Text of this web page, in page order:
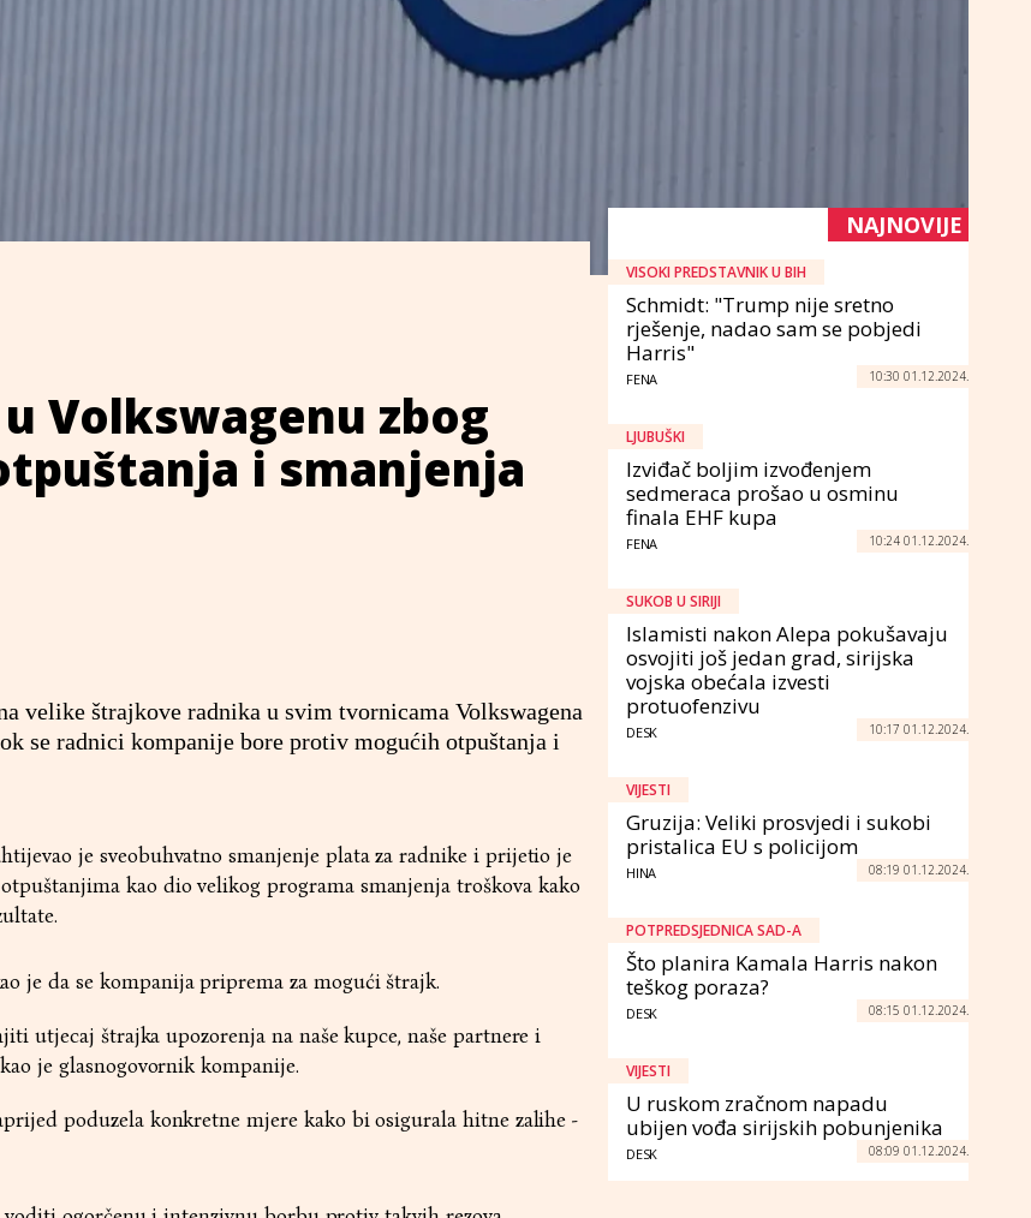
Volkswagenu zbog
i smanjenja
velike štrajkove radnika u svim tvornicama Volkswagena
se radnici kompanije bore protiv mogućih otpuštanja i
je sveobuhvatno smanjenje plata za radnike i prijetio je
kao dio velikog programa smanjenja troškova kako
je da se kompanija priprema za mogući štrajk.
utjecaj štrajka upozorenja na naše kupce, naše partnere i
je glasnogovornik kompanije.
poduzela konkretne mjere kako bi osigurala hitne zalihe -
NAJNOVIJE
VISOKI PREDSTAVNIK U BIH
Schmidt: "Trump nije sretno
rješenje, nadao sam se pobjedi
Harris"
FENA 10:30 01.12.2024.
LJUBUŠKI
Izviđač boljim izvođenjem
sedmeraca prošao u osminu
finala EHF kupa
FENA 10:24 01.12.2024.
SUKOB U SIRIJI
Islamisti nakon Alepa pokušavaju
osvojiti još jedan grad, sirijska
vojska obećala izvesti
protuofenzivu
DESK 10:17 01.12.2024.
VIJESTI
Gruzija: Veliki prosvjedi i sukobi
pristalica EU s policijom
HINA 08:19 01.12.2024.
POTPREDSJEDNICA SAD-A
Što planira Kamala Harris nakon
teškog poraza?
DESK 08:15 01.12.2024.
VIJESTI
U ruskom zračnom napadu
ubijen vođa sirijskih pobunjenika
DESK 08:09 01.12.2024.